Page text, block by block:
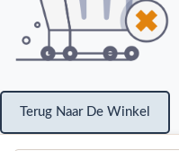
Terug Naar De Winkel